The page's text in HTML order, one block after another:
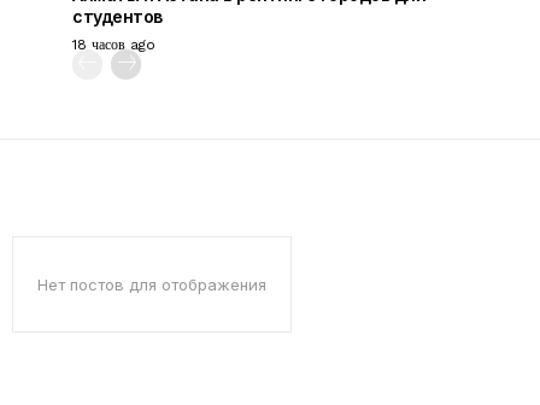
студентов
18 часов ago
Нет постов для отображения